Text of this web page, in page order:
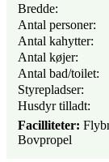
Bredde:
Antal personer:
Antal kahytter:
Antal køjer:
Antal bad/toilet:
Styrepladser:
Husdyr tilladt:
Facilliteter:
Bovpropel